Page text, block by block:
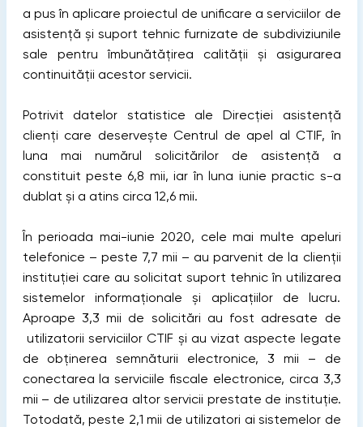
a pus în aplicare proiectul de unificare a serviciilor de
asistență și suport tehnic furnizate de subdiviziunile
sale pentru îmbunătățirea calității și asigurarea
continuității acestor servicii.
Potrivit datelor statistice ale Direcției asistență
clienți care deservește Centrul de apel al CTIF, în
luna mai numărul solicitărilor de asistență a
constituit peste 6,8 mii, iar în luna iunie practic s-a
dublat și a atins circa 12,6 mii.
În perioada mai-iunie 2020, cele mai multe apeluri
telefonice – peste 7,7 mii – au parvenit de la clienții
instituției care au solicitat suport tehnic în utilizarea
sistemelor informaționale și aplicațiilor de lucru.
Aproape 3,3 mii de solicitări au fost adresate de
utilizatorii serviciilor CTIF și au vizat aspecte legate
de obținerea semnăturii electronice, 3 mii – de
conectarea la serviciile fiscale electronice, circa 3,3
mii – de utilizarea altor servicii prestate de instituție.
Totodată, peste 2,1 mii de utilizatori ai sistemelor de